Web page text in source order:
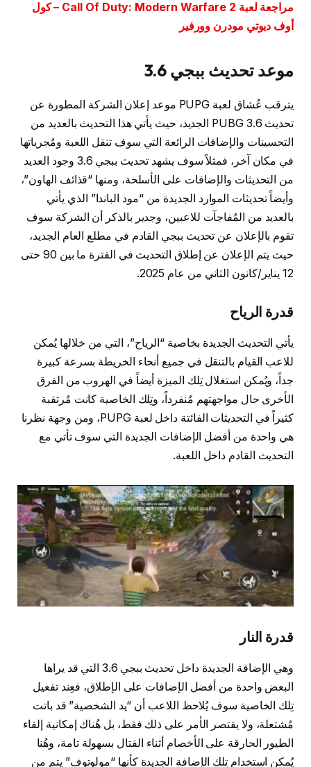
مراجعة لعبة Call Of Duty: Modern Warfare 2 – كول
أوف ديوتي مودرن وورفير
موعد تحديث ببجي 3.6
يترقب عُشاق لعبة PUPG موعد إعلان الشركة المطورة عن
تحديث PUBG 3.6 الجديد، حيث يأتي هذا التحديث بالعديد من
التحسينات والإضافات الرائعة التي سوف تنقل اللعبة ومُجرياتها
في مكان آخر، فمثلاً سوف يشهد تحديث ببجي 3.6 وجود العديد
من التحديثات والإضافات على الأسلحة، ومنها “قذائف الهاون”،
وأيضاً تحديثات الموارد الجديدة من “مود الباندا” الذي يأتي
بالعديد من المُفاجآت للاعبين، وجدير بالذكر أن الشركة سوف
تقوم بالإعلان عن تحديث ببجي القادم في مطلع العام الجديد،
حيث يتم الإعلان عن إطلاق التحديث في الفترة ما بين 90 حتى
12 يناير/كانون الثاني من عام 2025.
قدرة الرياح
يأتي التحديث الجديدة بخاصية “الرياح”، التي من خلالها يُمكن
للاعب القيام بالتنقل في جميع أنحاء الخريطة بسرعة كبيرة
جداً، ويُمكن استغلال تِلك الميزة أيضاً في الهروب من الفرق
الأخرى حال مواجهتهم مُنفرداً، وتِلك الخاصية كانت مُرتقبة
كثيراً في التحديثات الفائتة داخل لعبة PUPG، ومن وجهة نظرنا
هي واحدة من أفضل الإضافات الجديدة التي سوف تأتي مع
التحديث القادم داخل اللعبة.
قدرة النار
وهي الإضافة الجديدة داخل تحديث ببجي 3.6 التي قد يراها
البعض واحدة من أفضل الإضافات على الإطلاق، فعِند تفعيل
تِلك الخاصية سوف يُلاحظ اللاعب أن “يد الشخصية” قد باتت
مُشتعلة، ولا يقتصر الأمر على ذلك فقط، بل هُناك إمكانية إلقاء
الطيور الحارقة على الأخصام أثناء القتال بسهولة تامة، وهُنا
يُمكن استخدام تِلك الإضافة الجديدة كأنها “مولوتوف” يتم من